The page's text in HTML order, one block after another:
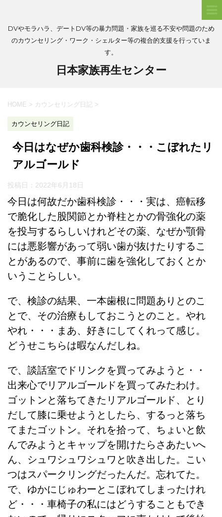
DVやモラハラ、デートDV等の暴力問題・家族を巡る不安や問題のため
のカウンセリング・ワーク・シェルター等の複合的支援を行っていま
す。
日本家族再生センター
HOME > カウンセリング日記 >
カウンセリング日記
今日はなぜか歯科検診・・・こぼれたリ
アルゴールド
投稿日： 2022年6月18日
今日は何故だか歯科検診・・・実は、癌転移
で脆化した股関節とか脊柱とかの骨強化の薬
を投与するらしいけれどその薬、なぜか顎骨
には悪影響があって弱い歯が抜けたりするこ
とがあるので、事前に歯を強化しておくとか
いうことらしい。
で、検診の結果、一本歯根に問題ありとのこ
とで、その治療もしておこうとのこと。やれ
やれ・・・まあ、好きにしてくれって感じ。
どうせこちらは暇なんだしね。
で、談話室でドリンクを買ってみようと・・
出来心でリアルゴールドを買ってみたわけ。
ゴットンと落ちてきたリアルゴールド、とり
だして膝に乗せようとしたら、するっと落ち
てまたゴットン。それを拾って、ちょいと飲
んでみようとキャップを開けたらさあたいへ
ん、シュワシュワシュワと吹き出した。こい
つはスパークリングだったんだ。忘れてた。
で、ゆかにじゅわーとこぼれてしまったけれ
ど・・・車椅子の私にはどうすることもでき